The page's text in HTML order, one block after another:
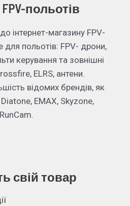
польотів
інтернет-магазину FPV-
для польотів: FPV- дрони,
керування та зовнішні
ELRS, антени.
відомих брендів, як
EMAX, Skyzone,
RunCam.
свій товар